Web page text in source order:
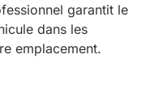
garantit le
dans les
emplacement.